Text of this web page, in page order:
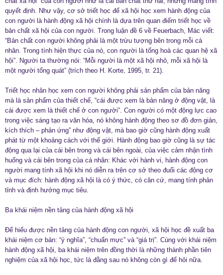
quyết định. Như vậy, cơ sở triết học để xã hội học xem hành động của
con người là hành động xã hội chính là dựa trên quan điểm triết học về
bản chất xã hội của con người. Trong luận đề 6 về Feuerbach, Mác viết:
“Bản chất con người không phải là một trừu tượng bên trong mỗi cá
nhân. Trong tính hiện thực của nó, con người là tổng hoà các quan hệ xã
hội”. Người ta thường nói: “Mỗi người là một xã hội nhỏ, mỗi xã hội là
một người tổng quát” (trích theo H. Korte, 1995, tr. 21).
Triết học nhân học xem con người không phải sản phẩm của bản năng
mà là sản phẩm của thiết chế, “cái được xem là bản năng ở động vật, là
cái được xem là thiết chế ở con người”. Con người có một động lực cao
trong việc sáng tạo ra văn hóa, nó không hành động theo sơ đồ đơn giản,
kích thích – phản ứng” như động vật, mà bao giờ cũng hành động xuất
phát từ một khoảng cách với thế giới. Hành động bao giờ cũng là sự tác
động qua lại của cái bên trong và cái bên ngoài, của việc cảm nhận tình
huống và cái bên trong của cá nhân: Khác với hành vi, hành động con
người mang tính xã hội khi nó diễn ra trên cơ sở theo đuổi các động cơ
và mục đích: hành động xã hội là có ý thức, có căn cứ, mang tính phản
tỉnh và định hướng mục tiêu.
Ba khái niệm nền tảng của hành động xã hội
Để hiểu được nền tảng của hành động con người, xã hội học đề xuất ba
khái niệm cơ bản: “ý nghĩa”, “chuẩn mực” và “giá trị”. Cùng với khái niệm
hành động xã hội, ba khái niệm trên đồng thời là những thành phần tiên
nghiệm của xã hội học, tức là đằng sau nó không còn gì để hỏi nữa.